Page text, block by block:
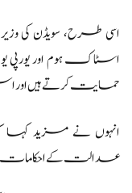
اسی طرح، سویڈن کی
اسٹاک ہوم اور
حمایت کرتے ہیں اور اس
انہوں نے مزید کہا
عدالت کے احکامات